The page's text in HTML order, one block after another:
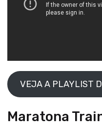
VEJA A PLAYLIST
Maratona